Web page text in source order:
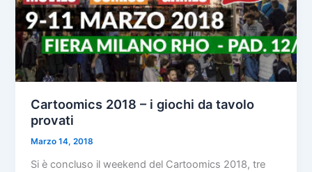
Cartoomics 2018 – i giochi da tavolo
provati
Marzo 14, 2018
Si è concluso il weekend del Cartoomics 2018, tre